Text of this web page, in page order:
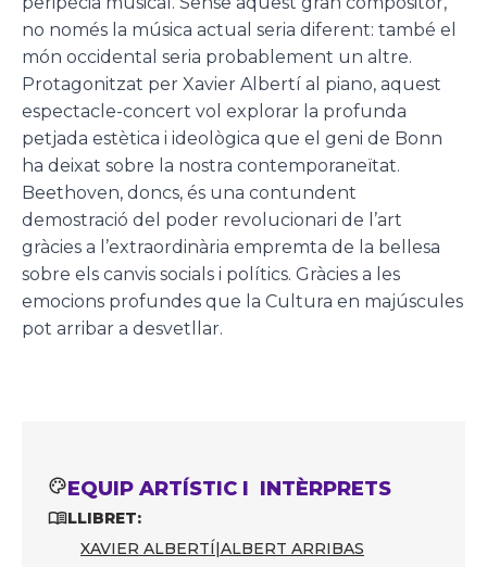
no només la música actual seria diferent: també el
món occidental seria probablement un altre.
Protagonitzat per Xavier Albertí al piano, aquest
espectacle-concert vol explorar la profunda
petjada estètica i ideològica que el geni de Bonn
ha deixat sobre la nostra contemporaneïtat.
Beethoven, doncs, és una contundent
demostració del poder revolucionari de l’art
gràcies a l’extraordinària empremta de la bellesa
sobre els canvis socials i polítics. Gràcies a les
emocions profundes que la Cultura en majúscules
pot arribar a desvetllar.
EQUIP ARTÍSTIC I INTÈRPRETS
LLIBRET:
XAVIER ALBERTÍ|ALBERT ARRIBAS